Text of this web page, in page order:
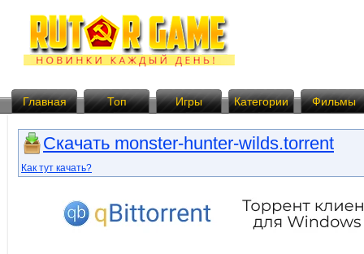
Главная Топ Игры Категории Фильмы
Скачать monster-hunter-wilds.torrent
Как тут качать?